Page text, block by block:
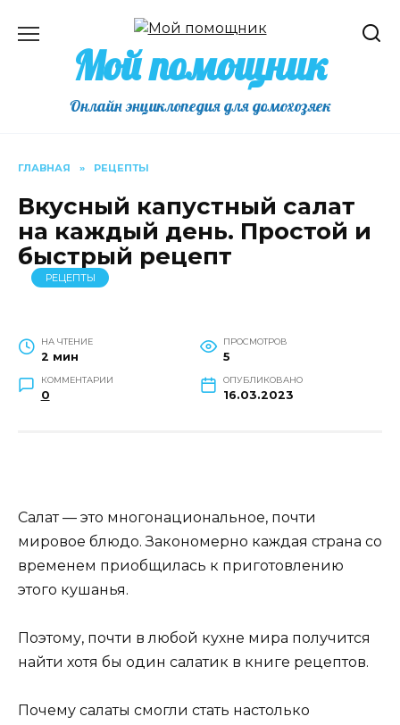
содержаниюМой помощник
Онлайн энциклопедия для домохозяек
ГЛАВНАЯ » РЕЦЕПТЫ
Вкусный капустный салат
на каждый день. Простой и
быстрый рецепт
РЕЦЕПТЫ
НА ЧТЕНИЕ
2 мин
ПРОСМОТРОВ
5
КОММЕНТАРИИ
0
ОПУБЛИКОВАНО
16.03.2023
Салат — это многонациональное, почти
мировое блюдо. Закономерно каждая страна со
временем приобщилась к приготовлению
этого кушанья.
Поэтому, почти в любой кухне мира получится
найти хотя бы один салатик в книге рецептов.
Почему салаты смогли стать настолько